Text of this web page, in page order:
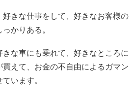
きな仕事をして、好きなお客様の
かりある。
な車にも乗れて、好きなところに
えて、お金の不自由によるガマン
います。